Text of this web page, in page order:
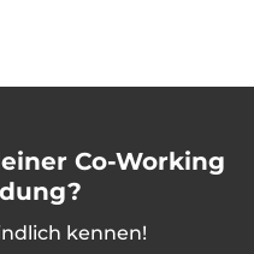
Co-Working
kennen!